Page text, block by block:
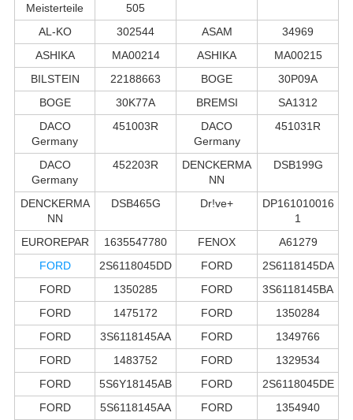
Meisterteile
505
AL-KO 302544 ASAM
34969
ASHIKA
MA00214 ASHIKA
MA00215
BILSTEIN
22188663 BOGE
30P09A
BOGE
30K77A BREMSI
SA1312
DACO
Germany
451003R
DACO
Germany
451031R
DACO
Germany
452203R
DENCKERMA
NN
DSB199G
DENCKERMA
NN
DSB465G Dr!ve+
DP161010016
1
EUROREPAR
1635547780 FENOX
A61279
FORD
2S6118045DD FORD
2S6118145DA
FORD
1350285 FORD
3S6118145BA
FORD
1475172 FORD
1350284
FORD
3S6118145AA FORD
1349766
FORD
1483752 FORD
1329534
FORD
5S6Y18145AB FORD
2S6118045DE
FORD
5S6118145AA FORD 1354940